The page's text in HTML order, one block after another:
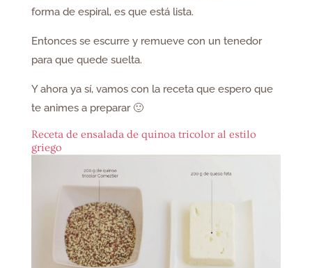
forma de espiral, es que está lista.
Entonces se escurre y remueve con un tenedor
para que quede suelta.
Y ahora ya sí, vamos con la receta que espero que
te animes a preparar 🙂
Receta de ensalada de quinoa tricolor al estilo
griego